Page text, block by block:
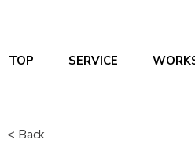
TOP SERVICE
< Back